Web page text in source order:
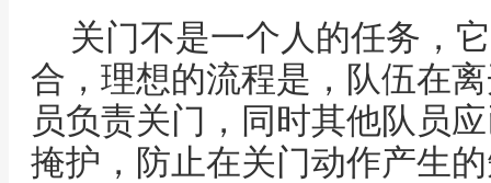
关门不是一个人的任务，
合，理想的流程是，队伍在
员负责关门，同时其他队员
掩护，防止在关门动作产生